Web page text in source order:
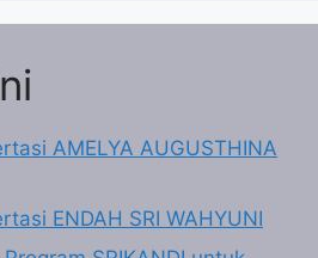
AMELYA AUGUSTHINA
ENDAH SRI WAHYUNI